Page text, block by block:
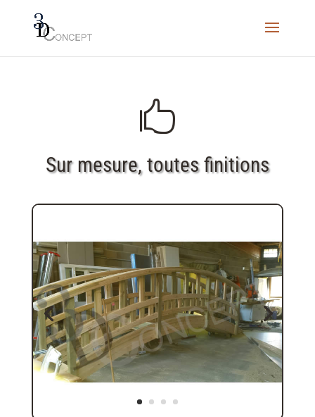

Sur mesure, toutes finitions